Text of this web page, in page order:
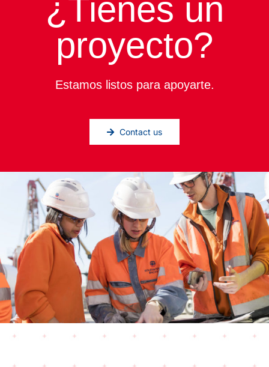
¿Tienes un
proyecto?
Estamos listos para apoyarte.
Contact us